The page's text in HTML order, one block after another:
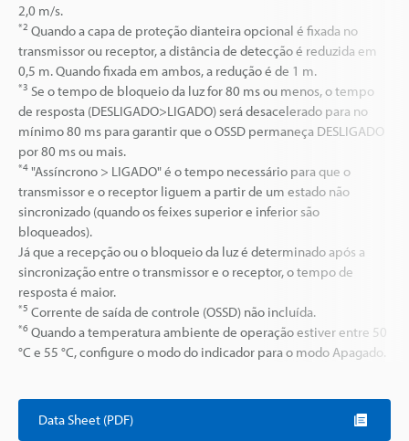
2,0 m/s.
*2 Quando a capa de proteção dianteira opcional é fixada no
transmissor ou receptor, a distância de detecção é reduzida em
0,5 m. Quando fixada em ambos, a redução é de 1 m.
*3 Se o tempo de bloqueio da luz for 80 ms ou menos, o tempo
de resposta (DESLIGADO>LIGADO) será desacelerado para no
mínimo 80 ms para garantir que o OSSD permaneça DESLIGADO
por 80 ms ou mais.
*4 "Assíncrono > LIGADO" é o tempo necessário para que o
transmissor e o receptor liguem a partir de um estado não
sincronizado (quando os feixes superior e inferior são
bloqueados).
Já que a recepção ou o bloqueio da luz é determinado após a
sincronização entre o transmissor e o receptor, o tempo de
resposta é maior.
*5 Corrente de saída de controle (OSSD) não incluída.
*6 Quando a temperatura ambiente de operação estiver entre 50
°C e 55 °C, configure o modo do indicador para o modo Apagado.
Data Sheet (PDF)